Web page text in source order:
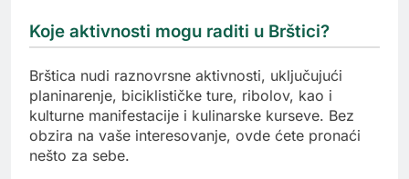
Koje aktivnosti mogu raditi u Brštici?
Brštica nudi raznovrsne aktivnosti, uključujući
planinarenje, biciklističke ture, ribolov, kao i
kulturne manifestacije i kulinarske kurseve. Bez
obzira na vaše interesovanje, ovde ćete pronaći
nešto za sebe.